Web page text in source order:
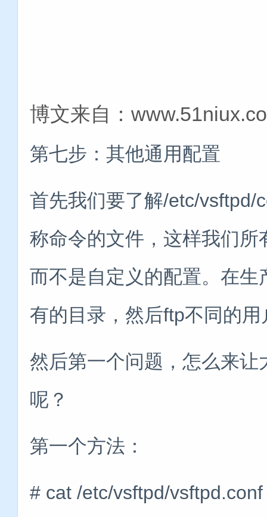
博文来自：
第七步：其他通用配置
首先我们要了解/etc/vsftpd/
称命令的文件，这样我们
而不是自定义的配置。在
有的目录，然后ftp不同的
然后第一个问题，怎么来
呢？
第一个方法：
# cat /etc/vsftpd/